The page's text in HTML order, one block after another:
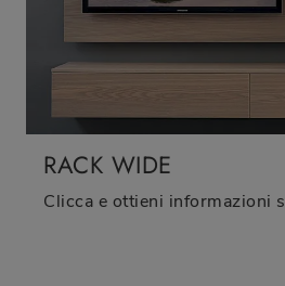
RACK WIDE